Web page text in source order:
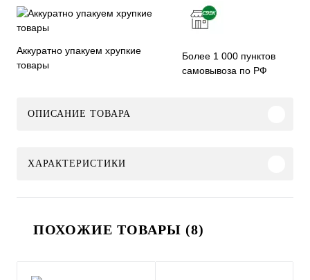
Аккуратно упакуем хрупкие
товары
Более 1 000 пунктов
самовывоза по РФ
ОПИСАНИЕ ТОВАРА
ХАРАКТЕРИСТИКИ
ПОХОЖИЕ ТОВАРЫ (8)